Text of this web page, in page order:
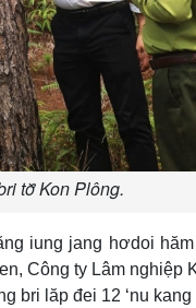
tơ̆ Kon Plông.
iung jang hơdoi
Công ty Lâm nghiệp
bri lăp đei 12 ‘nu